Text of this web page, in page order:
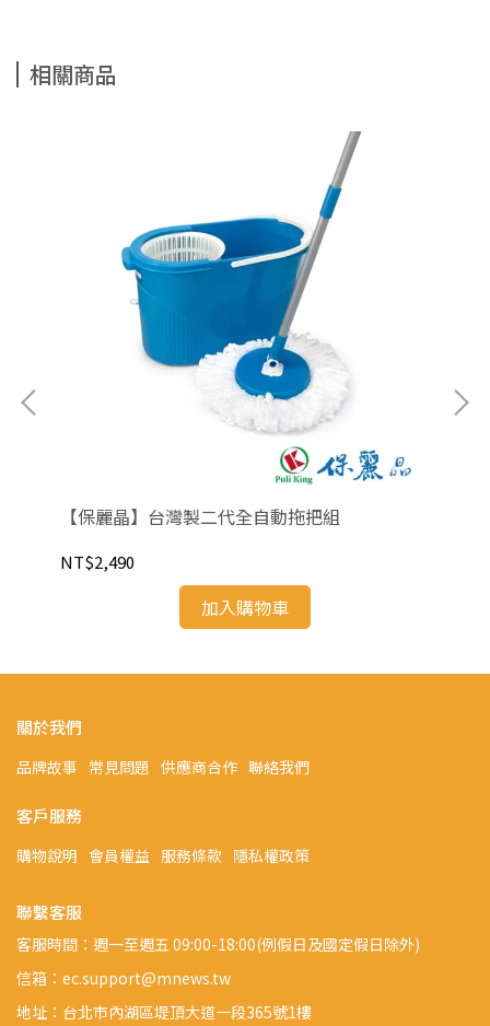
相關商品
【保麗晶】台灣製二代全自動拖把組
NT$2,490
加入購物車
關於我們
品牌故事 常見問題 供應商合作 聯絡我們
客戶服務
購物說明 會員權益 服務條款 隱私權政策
聯繫客服
客服時間：週一至週五 09:00-18:00(例假日及國定假日除外)
信箱：ec.support@mnews.tw
地址：台北市內湖區堤頂大道一段365號1樓